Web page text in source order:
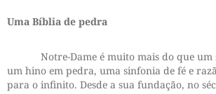
Uma Bíblia de pedra
Notre-Dame é muito mais do que um
um hino em pedra, uma sinfonia de fé e
para o infinito. Desde a sua fundação, no